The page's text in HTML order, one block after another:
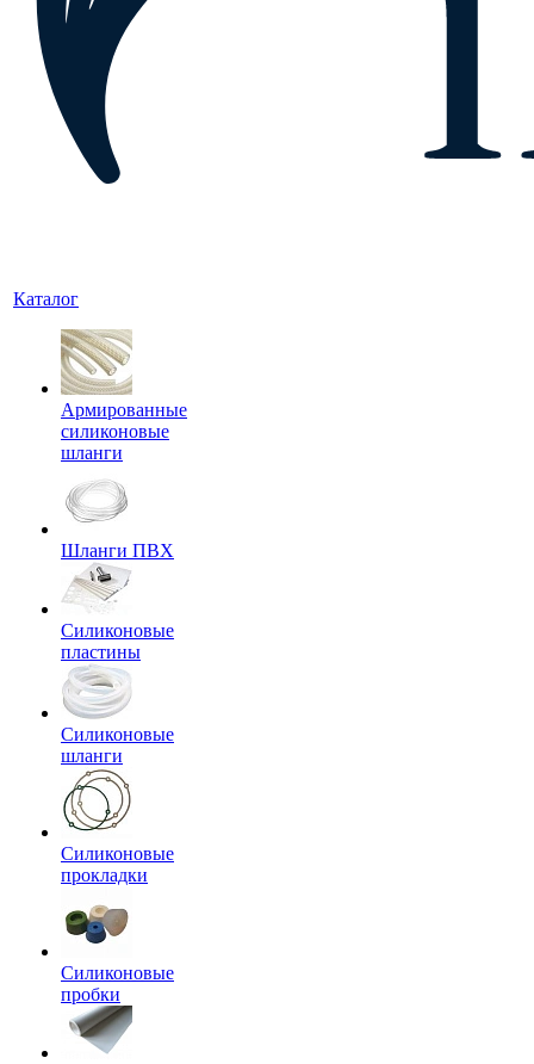
Каталог
Армированные
силиконовые
шланги
Шланги ПВХ
Силиконовые
пластины
Силиконовые
шланги
Силиконовые
прокладки
Силиконовые
пробки